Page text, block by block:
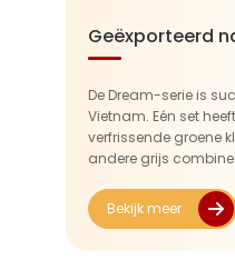
Geëxporteerd
De Dream-serie is
Vietnam. Eén set
verfrissende groene
andere grijs
buitenomgeving die
wordt, maar ook...
Bekijk meer